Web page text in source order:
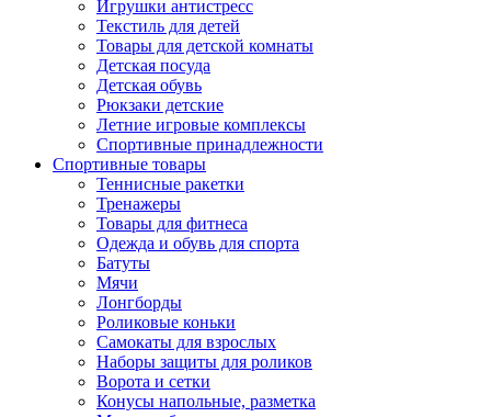
Игрушки антистресс
Текстиль для детей
Товары для детской комнаты
Детская посуда
Детская обувь
Рюкзаки детские
Летние игровые комплексы
Спортивные принадлежности
Спортивные товары
Теннисные ракетки
Тренажеры
Товары для фитнеса
Одежда и обувь для спорта
Батуты
Мячи
Лонгборды
Роликовые коньки
Самокаты для взрослых
Наборы защиты для роликов
Ворота и сетки
Конусы напольные, разметка